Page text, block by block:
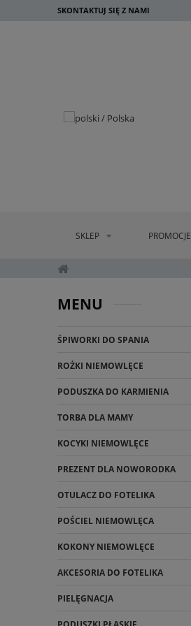
SKONTAKTUJ SIĘ Z NAMI
SKLEP PROMOCJE
MENU
ŚPIWORKI DO SPANIA
ROŻKI NIEMOWLĘCE
PODUSZKA DO KARMIENIA
TORBA DLA MAMY
KOCYKI NIEMOWLĘCE
PREZENT DLA NOWORODKA
OTULACZ DO FOTELIKA
POŚCIEL NIEMOWLĘCA
KOKONY NIEMOWLĘCE
AKCESORIA DO FOTELIKA
PIELĘGNACJA